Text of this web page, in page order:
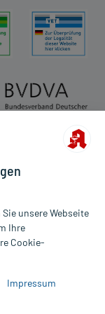
für
Arzt. Bitte
unsere Webseite
Ihre
Cookie-
Impressum